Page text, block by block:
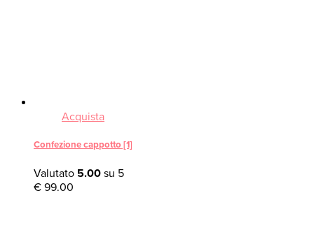
Acquista
Confezione cappotto [1]
Valutato 5.00 su 5
€ 99.00